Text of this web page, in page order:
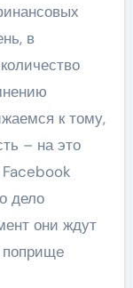
в
к тому,
– на это
Facebook
дело
они ждут
поприщe